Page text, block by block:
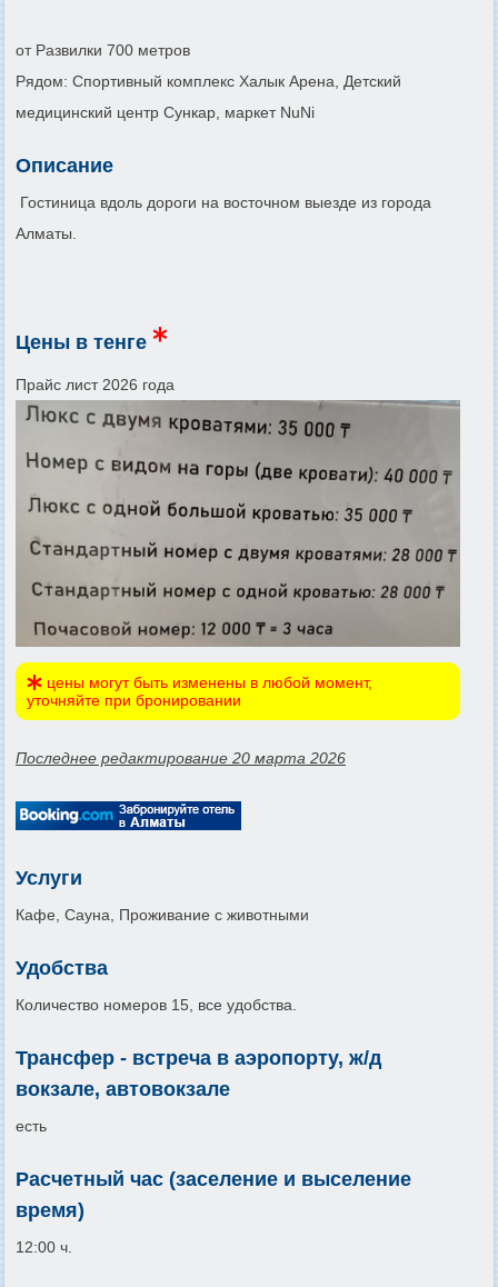
от Развилки 700 метров
Рядом: Спортивный комплекс Халык Арена, Детский
медицинский центр Сункар, маркет NuNi
Описание
Гостиница вдоль дороги на восточном выезде из города
Алматы.
Цены в тенге
Прайс лист 2026 года
цены могут быть изменены в любой момент,
уточняйте при бронировании
Последнее редактирование 20 марта 2026
Услуги
Кафе, Сауна, Проживание с животными
Удобства
Количество номеров 15, все удобства.
Трансфер - встреча в аэропорту, ж/д
вокзале, автовокзале
есть
Расчетный час (заселение и выселение
время)
12:00 ч.